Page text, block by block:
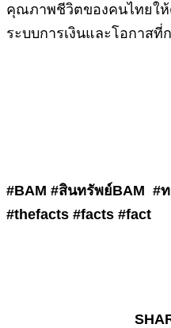
คุณภาพชีวิตของคนไทยใ
ระบบการเงินและโอกาสที่
#BAM #สินทรัพย์BAM #
#thefacts #facts #fact